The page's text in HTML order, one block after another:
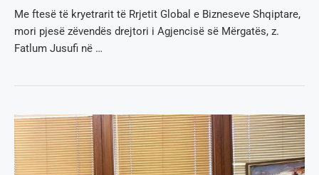
Me ftesë të kryetrarit të Rrjetit Global e Bizneseve Shqiptare,
mori pjesë zëvendës drejtori i Agjencisë së Mërgatës, z.
Fatlum Jusufi në …